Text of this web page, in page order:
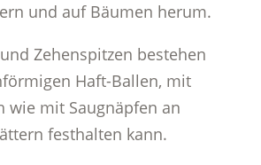
und auf Bäumen herum.
Zehenspitzen bestehen
Haft-Ballen, mit
wie mit Saugnäpfen an
festhalten kann.